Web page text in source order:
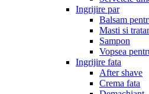
Ingrijire par
Balsam
Masti si
Sampon
Vopsea
Ingrijire fata
After shave
Crema fata